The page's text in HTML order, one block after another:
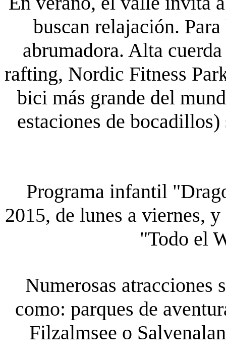
buscan relajación.
abrumadora. Alta
rafting, Nordic Fitness
bici más grande del
estaciones de
Programa infantil
2015, de lunes a viernes,
"Todo el
Numerosas atracciones
como: parques de
Filzalmsee o